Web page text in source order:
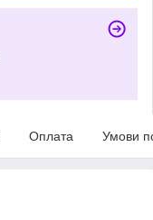
Оплата Умови